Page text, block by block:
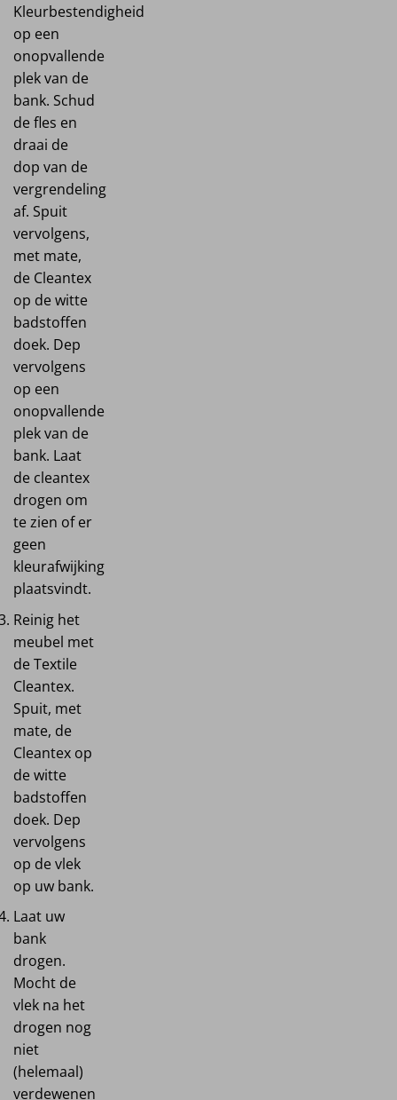
Kleurbestendigheid
op een
onopvallende
plek van de
bank. Schud
de fles en
draai de
dop van de
vergrendeling
af. Spuit
vervolgens,
met mate,
de Cleantex
op de witte
badstoffen
doek. Dep
vervolgens
op een
onopvallende
plek van de
bank. Laat
de cleantex
drogen om
te zien of er
geen
kleurafwijking
plaatsvindt.
Reinig het
meubel met
de Textile
Cleantex.
Spuit, met
mate, de
Cleantex op
de witte
badstoffen
doek. Dep
vervolgens
op de vlek
op uw bank.
Laat uw
bank
drogen.
Mocht de
vlek na het
drogen nog
niet
(helemaal)
verdewenen